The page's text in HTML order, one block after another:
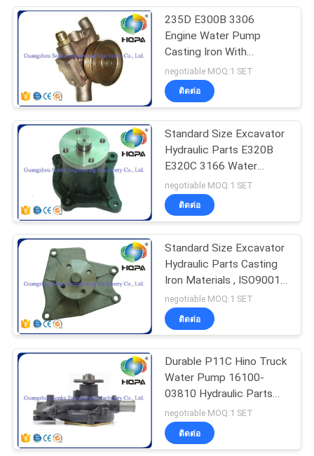
235D E300B 3306
Engine Water Pump
Casting Iron With
Standard Size
negotiable MOQ:1 SET
ติดต่อ
Standard Size Excavator
Hydraulic Parts E320B
E320C 3166 Water
Pump
negotiable MOQ:1 SET
ติดต่อ
Standard Size Excavator
Hydraulic Parts Casting
Iron Materials , ISO9001
Listed
negotiable MOQ:1 SET
ติดต่อ
Durable P11C Hino Truck
Water Pump 16100-
03810 Hydraulic Parts
OEM Service
negotiable MOQ:1 SET
ติดต่อ